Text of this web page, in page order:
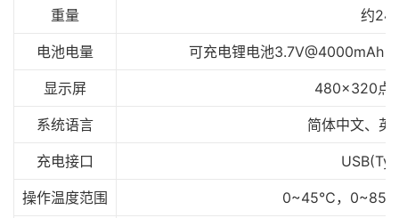
重量 约
电池电量 可充电锂电池3.7V@4000mAh
显示屏 480×320点
系统语言 简体中文、英
充电接口
操作温度范围 0~45℃，